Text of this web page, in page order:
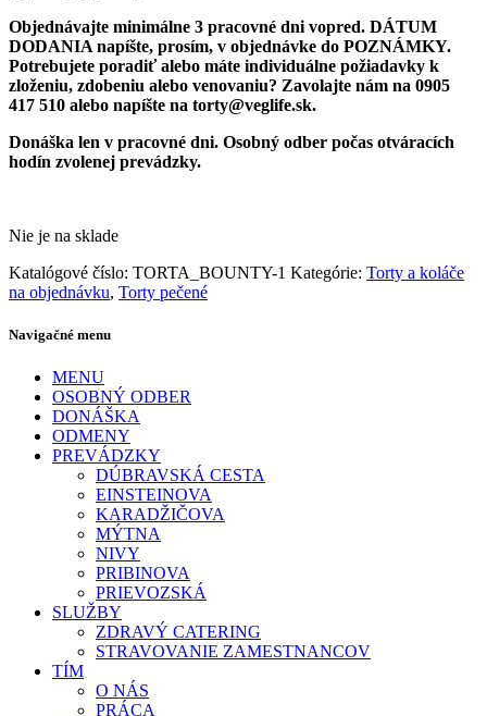
Objednávajte minimálne 3 pracovné dni vopred. DÁTUM
DODANIA napíšte, prosím, v objednávke do POZNÁMKY.
Potrebujete poradiť alebo máte individuálne požiadavky k
zloženiu, zdobeniu alebo venovaniu? Zavolajte nám na 0905
417 510 alebo napíšte na torty@veglife.sk.
Donáška len v pracovné dni. Osobný odber počas otváracích
hodín zvolenej prevádzky.
Nie je na sklade
Katalógové číslo: TORTA_BOUNTY-1 Kategórie: Torty a koláče
na objednávku, Torty pečené
Navigačné menu
MENU
OSOBNÝ ODBER
DONÁŠKA
ODMENY
PREVÁDZKY
DÚBRAVSKÁ CESTA
EINSTEINOVA
KARADŽIČOVA
MÝTNA
NIVY
PRIBINOVA
PRIEVOZSKÁ
SLUŽBY
ZDRAVÝ CATERING
STRAVOVANIE ZAMESTNANCOV
TÍM
O NÁS
PRÁCA